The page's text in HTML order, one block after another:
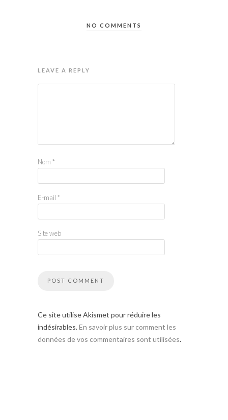
NO COMMENTS
LEAVE A REPLY
Nom *
E-mail *
Site web
Ce site utilise Akismet pour réduire les
indésirables.En savoir plus sur comment les
données de vos commentaires sont utilisées.